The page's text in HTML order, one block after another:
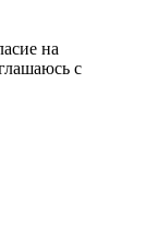
на
с